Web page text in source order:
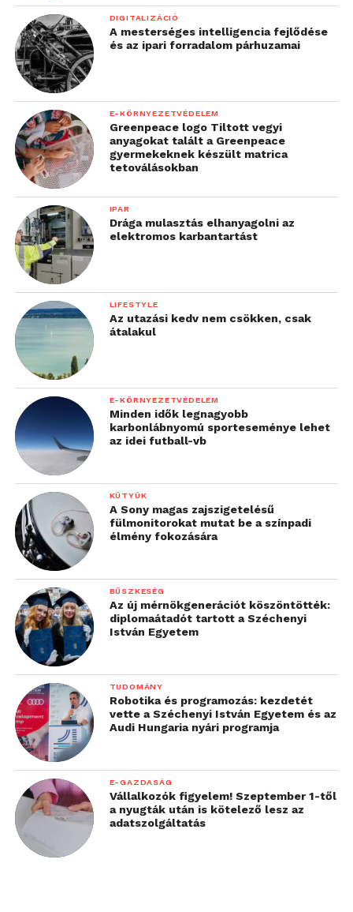
DIGITALIZÁCIÓ
A mesterséges intelligencia fejlődése
és az ipari forradalom párhuzamai
E-KÖRNYEZETVÉDELEM
Greenpeace logo Tiltott vegyi
anyagokat talált a Greenpeace
gyermekeknek készült matrica
tetoválásokban
IPAR
Drága mulasztás elhanyagolni az
elektromos karbantartást
LIFESTYLE
Az utazási kedv nem csökken, csak
átalakul
E-KÖRNYEZETVÉDELEM
Minden idők legnagyobb
karbonlábnyomú sporteseménye lehet
az idei futball-vb
KÜTYÜK
A Sony magas zajszigetelésű
fülmonitorokat mutat be a színpadi
élmény fokozására
BÜSZKESÉG
Az új mérnökgenerációt köszöntötték:
diplomaátadót tartott a Széchenyi
István Egyetem
TUDOMÁNY
Robotika és programozás: kezdetét
vette a Széchenyi István Egyetem és az
Audi Hungaria nyári programja
E-GAZDASÁG
Vállalkozók figyelem! Szeptember 1-től
a nyugták után is kötelező lesz az
adatszolgáltatás